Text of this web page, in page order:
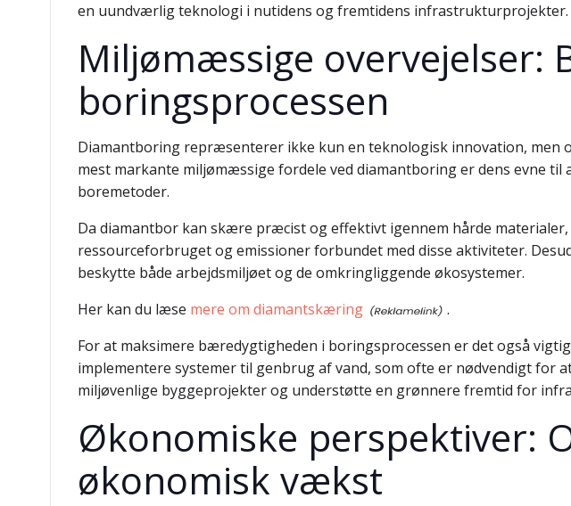
en uundværlig teknologi i nutidens og fremtidens infrastrukturprojekter.
Miljømæssige overvejelser:
boringsprocessen
Diamantboring repræsenterer ikke kun en teknologisk innovation,
mest markante miljømæssige fordele ved diamantboring er dens evne
boremetoder.
Da diamantbor kan skære præcist og effektivt igennem hårde
ressourceforbruget og emissioner forbundet med disse aktiviteter.
beskytte både arbejdsmiljøet og de omkringliggende økosystemer.
Her kan du læse mere om diamantskæring
.
For at maksimere bæredygtigheden i boringsprocessen er det også
implementere systemer til genbrug af vand, som ofte er nødvendigt for
miljøvenlige byggeprojekter og understøtte en grønnere fremtid for
Økonomiske perspektiver:
økonomisk vækst